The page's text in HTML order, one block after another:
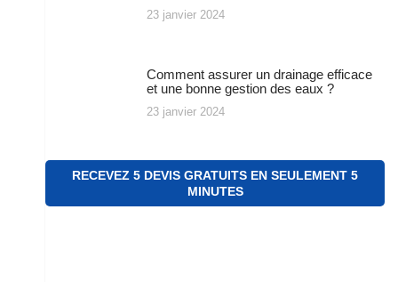
23 janvier 2024
Comment assurer un drainage efficace
et une bonne gestion des eaux ?
23 janvier 2024
RECEVEZ 5 DEVIS GRATUITS EN SEULEMENT 5
MINUTES